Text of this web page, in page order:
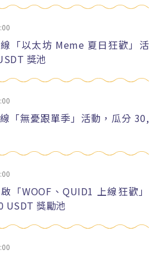
「以太坊 Meme 夏日狂歡」活
獎池
「無憂跟單季」活動，瓜分 30,
「WOOF、QUID1 上線狂歡」
USDT 獎勵池